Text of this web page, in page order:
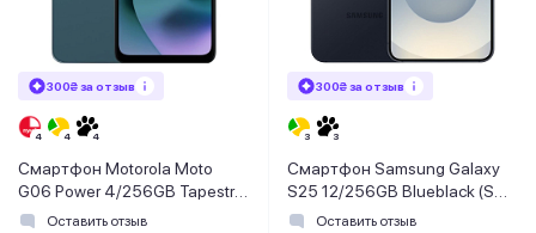
300₴ за отзыв
Смартфон Motorola Moto
G06 Power 4/256GB Tapestry
(PBA00000UA)
Оставить отзыв
300₴ за отзыв
Смартфон Samsung Galaxy
S25 12/256GB Blueblack (SM-
S931BZKGEUC)
Оставить отзыв